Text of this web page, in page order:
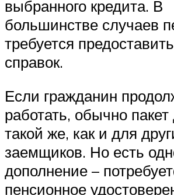
выбранного кредита. В
большинстве случаев
требуется
справок.
Если гражданин
работать, обычно
такой же, как и для
заемщиков. Но есть
дополнение –
пенсионное